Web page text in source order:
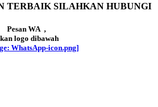
TERBAIK SILAHKAN HUBUNGI
Pesan WA ,
logo dibawah